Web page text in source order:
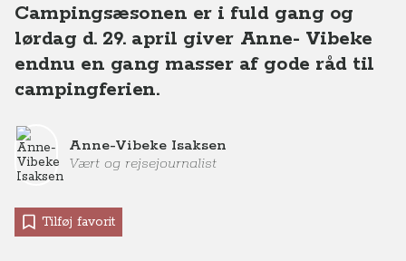
Campingsæsonen er i fuld gang og
lørdag d. 29. april giver Anne- Vibeke
endnu en gang masser af gode råd til
campingferien.
Anne-Vibeke Isaksen
Vært og rejsejournalist
Tilføj favorit